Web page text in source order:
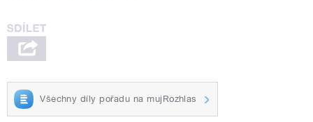
Všechny díly pořadu na mujRozhlas